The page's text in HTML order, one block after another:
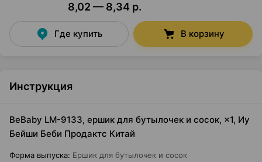
8,02 — 8,34 р.
Где купить В корзину
Инструкция
BeBaby LM-9133, ершик для бутылочек и сосок, ×1, Иу
Бейши Беби Продактс Китай
Форма выпуска: Ершик для бутылочек и сосок